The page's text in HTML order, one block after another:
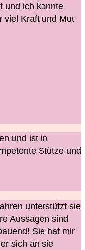
und ich konnte
viel Kraft und Mut
und ist in
Stütze und
unterstützt sie
Aussagen sind
Sie hat mir
sich an sie